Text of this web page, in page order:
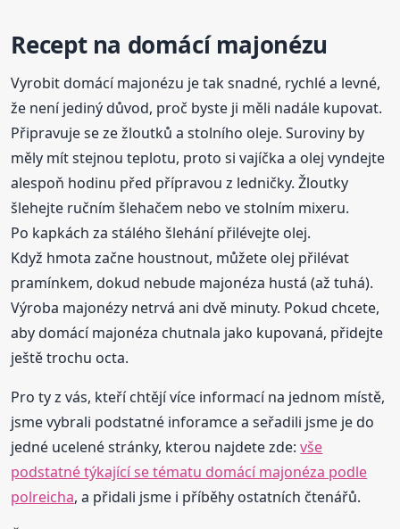
Recept na domácí majonézu
Vyrobit domácí majonézu je tak snadné, rychlé a levné,
že není jediný důvod, proč byste ji měli nadále kupovat.
Připravuje se ze žloutků a stolního oleje. Suroviny by
měly mít stejnou teplotu, proto si vajíčka a olej vyndejte
alespoň hodinu před přípravou z ledničky. Žloutky
šlehejte ručním šlehačem nebo ve stolním mixeru.
Po kapkách za stálého šlehání přilévejte olej.
Když hmota začne houstnout, můžete olej přilévat
pramínkem, dokud nebude majonéza hustá (až tuhá).
Výroba majonézy netrvá ani dvě minuty. Pokud chcete,
aby domácí majonéza chutnala jako kupovaná, přidejte
ještě trochu octa.
Pro ty z vás, kteří chtějí více informací na jednom místě,
jsme vybrali podstatné inforamce a seřadili jsme je do
jedné ucelené stránky, kterou najdete zde:vše
podstatné týkající se tématu domácí majonéza podle
polreicha, a přidali jsme i příběhy ostatních čtenářů.